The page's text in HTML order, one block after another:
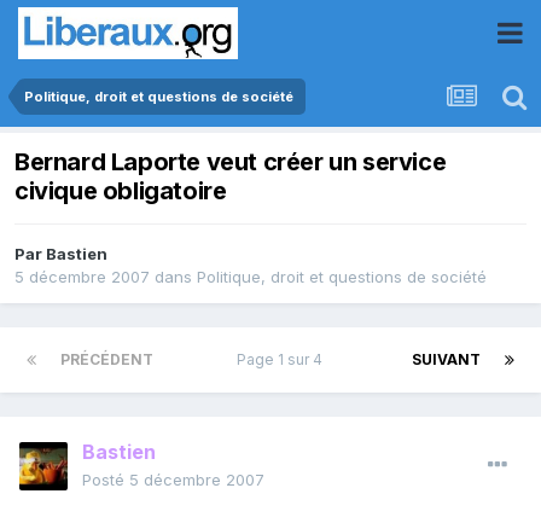
Politique, droit et questions de société
Bernard Laporte veut créer un service
civique obligatoire
Par Bastien
5 décembre 2007 dans Politique, droit et questions de société
PRÉCÉDENT SUIVANT
Page 1 sur 4
Bastien
Posté 5 décembre 2007